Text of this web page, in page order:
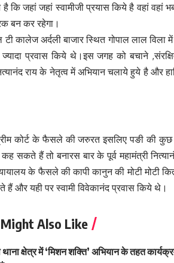
है कि जहां जहां स्वामीजी प्रयास किये है वहां
बन कर रहेगा।
टी कालेज अर्दली बाजार स्थित गोपाल लाल
ज्यादा प्रवास किये थे।इस जगह को बचाने
राय के नेतृत्व में अभियान चलाये हुये है और
कोर्ट के फैसले की जरुरत इसलिए पङी की कुछ
सकते हैं तो बनारस बार के पूर्व महामंत्री
के फैसले की कापी कानुन की मोटी मोटी
हैं और यही पर स्वामी विवेकानंद प्रवास किये थे।
Also Like
क्षेत्र में ‘मिशन शक्ति’ अभियान के तहत